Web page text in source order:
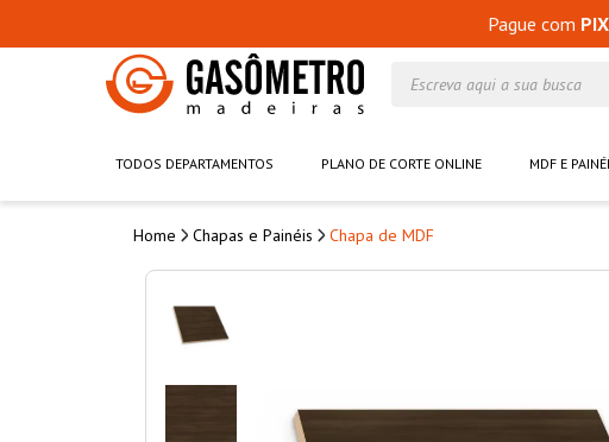
Pague com PIX
TODOS DEPARTAMENTOS PLANO DE CORTE ONLINE MDF E
Chapas e Painéis Chapa de MDF